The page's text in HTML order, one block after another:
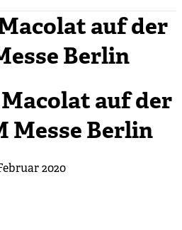
auf der
Berlin
auf der
Messe Berlin
2020